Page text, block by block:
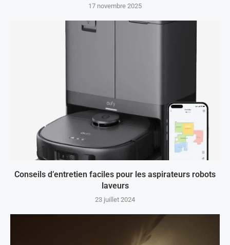
17 novembre 2025
Conseils d’entretien faciles pour les aspirateurs robots
laveurs
23 juillet 2024